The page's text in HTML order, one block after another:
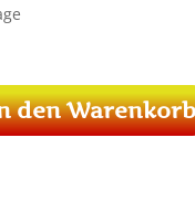
den Warenkorb